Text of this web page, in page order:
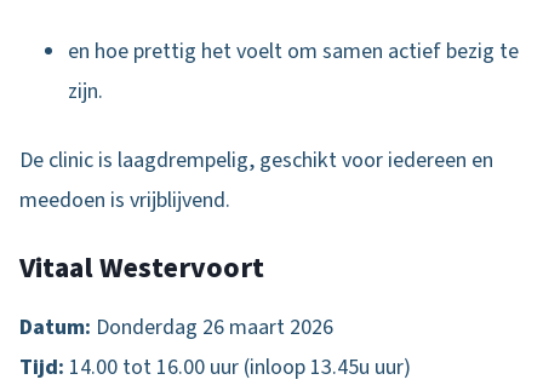
en hoe prettig het voelt om samen actief bezig te
zijn.
De clinic is laagdrempelig, geschikt voor iedereen en
meedoen is vrijblijvend.
Vitaal Westervoort
Datum: Donderdag 26 maart 2026
Tijd: 14.00 tot 16.00 uur (inloop 13.45u uur)